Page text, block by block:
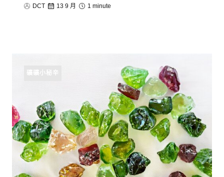
DCT 13 9 月 1 minute
礦礦小秘辛